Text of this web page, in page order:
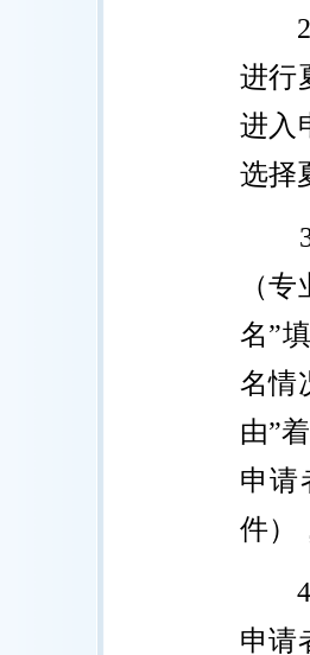
2
进行
进入
选择
（
名”
名情
由”
申请
件）
4
申请